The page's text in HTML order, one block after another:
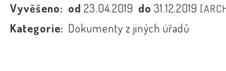
Vyvěšeno: od23.04.2019 do31.12.2019
Kategorie: Dokumenty z jiných úřadů